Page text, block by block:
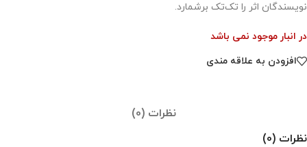
نویسندگان اثر را تک‌تک برشمارد.
در انبار موجود نمی باشد
افزودن به علاقه مندی
نظرات (0)
نظرات (0)